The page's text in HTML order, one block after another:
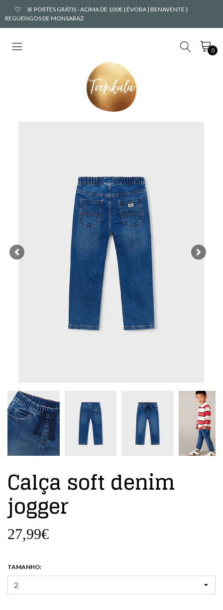
🚨 PORTES GRÁTIS - ACIMA DE 100€ | ÉVORA | BENAVENTE |
REGUENGOS DE MONSARAZ
0
Previous Next
Calça soft denim
jogger
27,99€
TAMANHO: